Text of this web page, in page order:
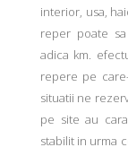
interior, usa,
reper poate
adica km.
repere pe
situatii ne
pe site au
stabilit in urma